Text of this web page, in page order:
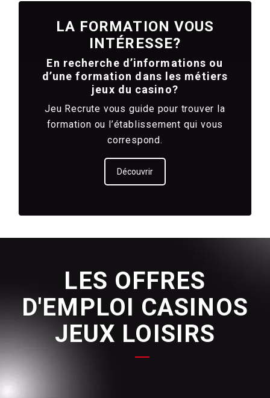
LA FORMATION VOUS
INTÉRESSE?
En recherche d’informations ou
d’une formation dans les métiers
jeux du casino?
Jeu Recrute vous guide pour trouver la
formation ou l’établissement qui vous
correspond.
Découvrir
LES OFFRES
D'EMPLOI CASINOS
JEUX LOISIRS